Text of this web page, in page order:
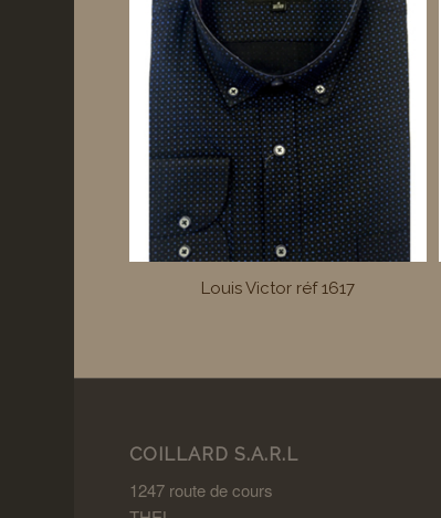
Louis Victor réf 1617
COILLARD S.A.R.L
1247 route de cours